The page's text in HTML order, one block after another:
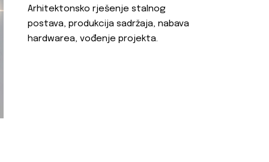
Arhitektonsko rješenje stalnog
postava, produkcija sadržaja, nabava
hardwarea, vođenje projekta.